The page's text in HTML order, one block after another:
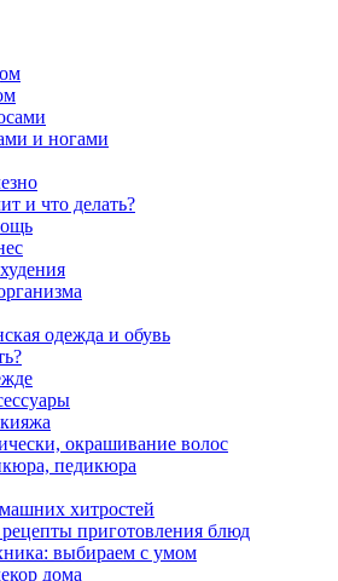
и ногами
и что делать?
одежда и обувь
окрашивание волос
педикюра
хитростей
приготовления блюд
выбираем с умом
дома